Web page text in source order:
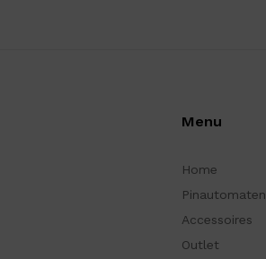
Menu
Home
Pinautomaten
Accessoires
Outlet